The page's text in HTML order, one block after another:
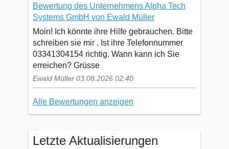
Bewertung des Unternehmens Alpha Tech
Systems GmbH von Ewald Müller
Moin! Ich könnte ihre Hilfe gebrauchen. Bitte
schreiben sie mir . Ist ihre Telefonnummer
03341304154 richtig. Wann kann ich Sie
erreichen? Grüsse
Ewald Müller 03.08.2026 02:40
Alle Bewertungen anzeigen
Letzte Aktualisierungen